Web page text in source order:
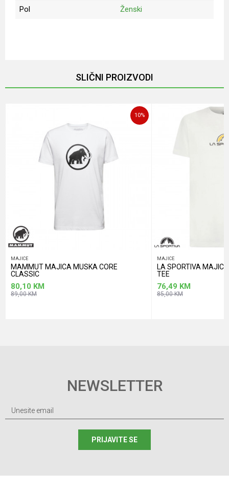
Pol Ženski
POŠALJI
SLIČNI PROIZVODI
10%
MAJICE
MAMMUT MAJICA MUSKA CORE
CLASSIC
80,10 KM
89,00KM
MAJICE
LA SPORTIVA
TEE
76,49 KM
85,00KM
NEWSLETTER
PRIJAVITE SE